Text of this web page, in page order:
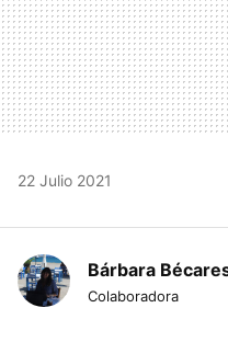
22 Julio 2021
Bárbara
Colaboradora